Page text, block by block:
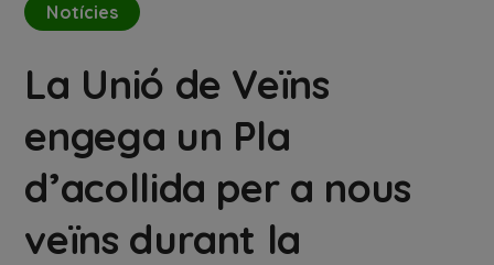
Notícies
La Unió de Veïns
engega un Pla
d’acollida per a nous
veïns durant la